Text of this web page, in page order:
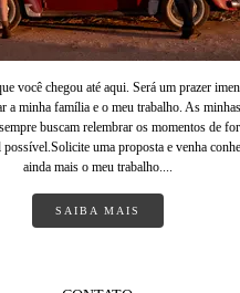
você chegou até aqui. Será um prazer
a minha família e o meu trabalho. As minhas
buscam relembrar os momentos de
possível.Solicite uma proposta e venha
ainda mais o meu trabalho....
SAIBA MAIS